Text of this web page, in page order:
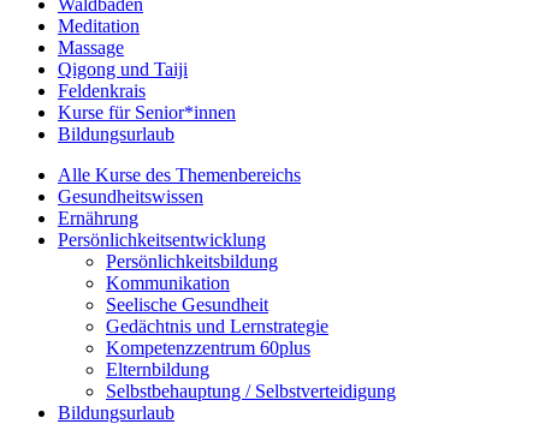
Meditation
Massage
Qigong und Taiji
Feldenkrais
Kurse für Senior*innen
Bildungsurlaub
Alle Kurse des Themenbereichs
Gesundheitswissen
Ernährung
Persönlichkeitsentwicklung
Persönlichkeitsbildung
Kommunikation
Seelische Gesundheit
Gedächtnis und Lernstrategie
Kompetenzzentrum 60plus
Elternbildung
Selbstbehauptung / Selbstverteidigung
Bildungsurlaub